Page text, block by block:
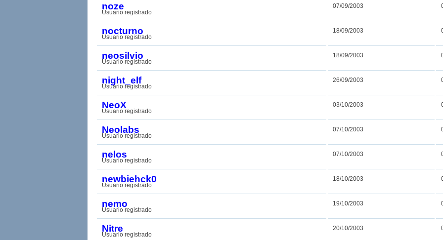
noze
Usuario registrado
07/09/2003
nocturno
Usuario registrado
18/09/2003
neosilvio
Usuario registrado
18/09/2003
night_elf
Usuario registrado
26/09/2003
NeoX
Usuario registrado
03/10/2003
Neolabs
Usuario registrado
07/10/2003
nelos
Usuario registrado
07/10/2003
newbiehck0
Usuario registrado
18/10/2003
nemo
Usuario registrado
19/10/2003
Nitre
Usuario registrado
20/10/2003